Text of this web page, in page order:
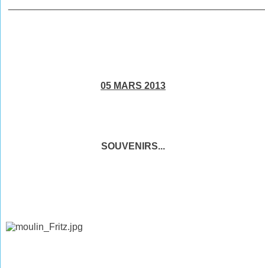
05 MARS 2013
SOUVENIRS...